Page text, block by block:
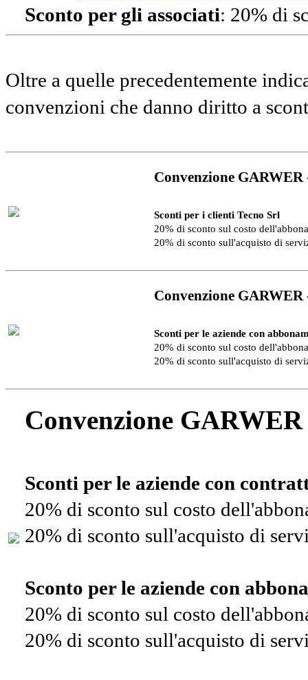
Sconto per gli associati: 20% di
Oltre a quelle precedentemente
convenzioni che danno diritto a
Convenzione
Sconti per i clienti Tecno Srl
20% di sconto sul costo
20% di sconto sull'acquisto di
Convenzione
Sconti per le aziende con
20% di sconto sul costo
20% di sconto sull'acquisto di
Convenzione
Sconti per le aziende con
20% di sconto sul costo
20% di sconto sull'acquisto di
Sconto per le aziende con
20% di sconto sul costo
20% di sconto sull'acquisto di